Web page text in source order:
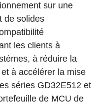
sur une
de solides
les clients à
à réduire la
à accélérer la mise
séries GD32E512 et
de MCU de